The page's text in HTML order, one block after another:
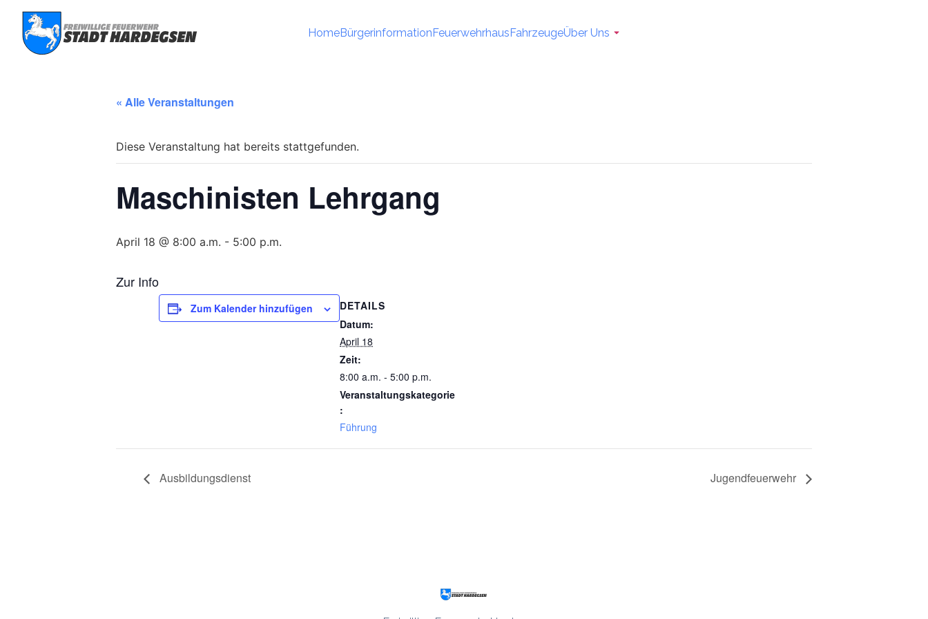
HomeBürgerinformationFeuerwehrhausFahrzeugeÜber Uns
« Alle Veranstaltungen
Diese Veranstaltung hat bereits stattgefunden.
Maschinisten Lehrgang
April 18 @ 8:00 a.m. - 5:00 p.m.
Zur Info
Zum Kalender hinzufügen
DETAILS
Datum:
April 18
Zeit:
8:00 a.m. - 5:00 p.m.
Veranstaltungskategorie
:
Führung
Ausbildungsdienst Jugendfeuerwehr